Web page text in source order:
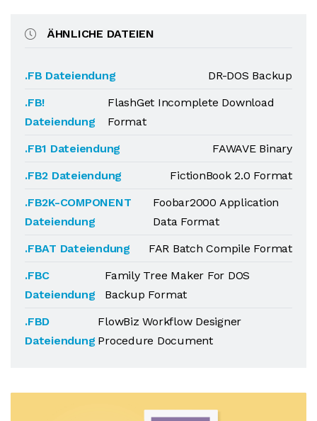
ÄHNLICHE DATEIEN
.FB Dateiendung
DR-DOS Backup
.FB!
Dateiendung
FlashGet Incomplete Download
Format
.FB1 Dateiendung
FAWAVE Binary
.FB2 Dateiendung
FictionBook 2.0 Format
.FB2K-COMPONENT
Dateiendung
Foobar2000 Application
Data Format
.FBAT Dateiendung
FAR Batch Compile Format
.FBC
Dateiendung
Family Tree Maker For DOS
Backup Format
.FBD
Dateiendung
FlowBiz Workflow Designer
Procedure Document